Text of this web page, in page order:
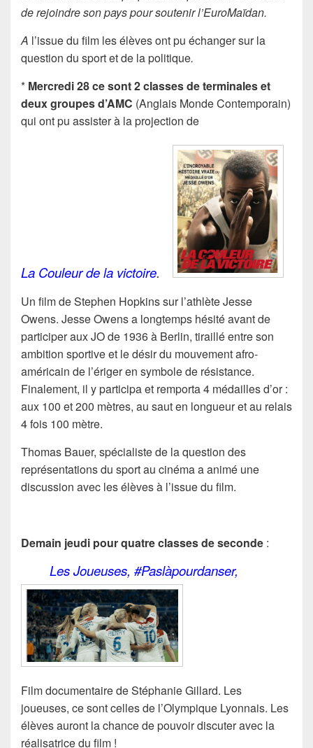
de rejoindre son payspour soutenir l’EuroMaïdan.
A l’issue du film les élèves ont pu échanger sur la
question du sport et de la politique.
* Mercredi 28 ce sont 2 classes de terminales et
deux groupes d’AMC (Anglais Monde Contemporain)
qui ont pu assister à la projection de
La Couleur de la victoire.
Un film de Stephen Hopkins sur l’athlèteJesse
Owens. Jesse Owens a longtemps hésité avant de
participer aux JO de 1936 à Berlin, tiraillé entre son
ambition sportive et le désir du mouvement afro-
américain de l’ériger en symbole de résistance.
Finalement, il y participa et remporta 4 médailles d’or :
aux 100 et 200 mètres, au sauten longueur et au relais
4 fois 100 mètre.
Thomas Bauer, spécialiste de la question des
représentations du sportau cinéma a animé une
discussion avec les élèves à l’issue du film.
Demain jeudi pour quatre classes de seconde :
Les Joueuses, #Paslàpourdanser,
Film documentaire deStéphanie Gillard. Les
joueuses, ce sont celles de l’Olympique Lyonnais. Les
élèves auront la chance de pouvoir discuter avec la
réalisatrice du film !